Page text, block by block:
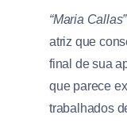
“Maria Callas”
atriz que
final de sua
que parece
trabalhados